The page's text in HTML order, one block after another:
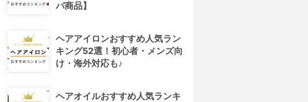
パ商品】
ヘアアイロンおすすめ人気ラン
キング52選！初心者・メンズ向
け・海外対応も♪
ヘアオイルおすすめ人気ランキ